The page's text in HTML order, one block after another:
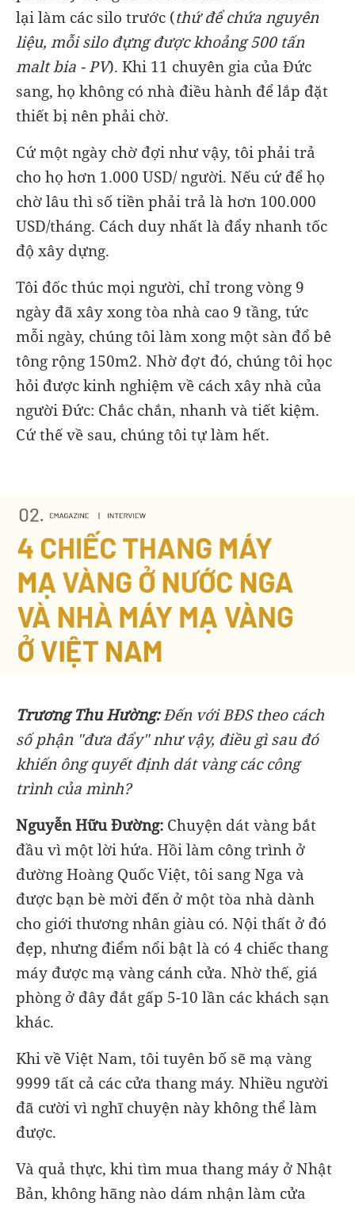
lại làm các silo trước (thứ để chứa nguyên
liệu, mỗi silo đựng được khoảng 500 tấn
malt bia - PV). Khi 11 chuyên gia của Đức
sang, họ không có nhà điều hành để lắp đặt
thiết bị nên phải chờ.
Cứ một ngày chờ đợi như vậy, tôi phải trả
cho họ hơn 1.000 USD/ người. Nếu cứ để họ
chờ lâu thì số tiền phải trả là hơn 100.000
USD/tháng. Cách duy nhất là đẩy nhanh tốc
độ xây dựng.
Tôi đốc thúc mọi người, chỉ trong vòng 9
ngày đã xây xong tòa nhà cao 9 tầng, tức
mỗi ngày, chúng tôi làm xong một sàn đổ bê
tông rộng 150m2. Nhờ đợt đó, chúng tôi học
hỏi được kinh nghiệm về cách xây nhà của
người Đức: Chắc chắn, nhanh và tiết kiệm.
Cứ thế về sau, chúng tôi tự làm hết.
Trương Thu Hường:Đến với BĐS theo cách
số phận "đưa đẩy" như vậy, điều gì sau đó
khiến ông quyết định dát vàng các công
trình của mình?
Nguyễn Hữu Đường: Chuyện dát vàng bắt
đầu vì một lời hứa. Hồi làm công trình ở
đường Hoàng Quốc Việt, tôi sang Nga và
được bạn bè mời đến ở một tòa nhà dành
cho giới thương nhân giàu có. Nội thất ở đó
đẹp, nhưng điểm nổi bật là có 4 chiếc thang
máy được mạ vàng cánh cửa. Nhờ thế, giá
phòng ở đây đắt gấp 5-10 lần các khách sạn
khác.
Khi về Việt Nam, tôi tuyên bố sẽ mạ vàng
9999 tất cả các cửa thang máy. Nhiều người
đã cười vì nghĩ chuyện này không thể làm
được.
Và quả thực, khi tìm mua thang máy ở Nhật
Bản, không hãng nào dám nhận làm cửa